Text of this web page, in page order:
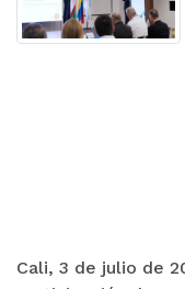
Cali, 3 de julio de